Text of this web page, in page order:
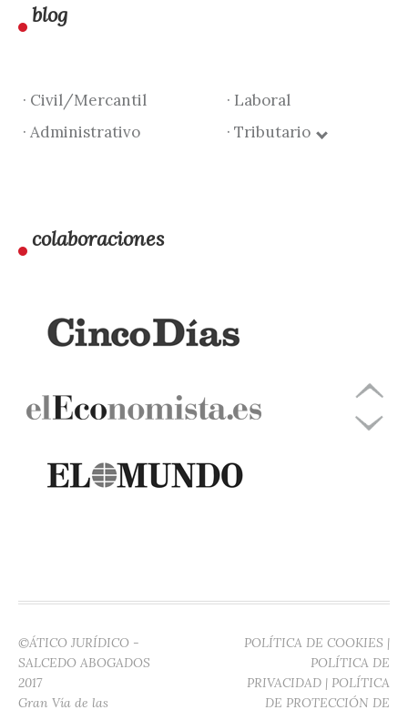
blog
· Civil/Mercantil
· Laboral
· Administrativo
· Tributario
colaboraciones
©ÁTICO JURÍDICO -
SALCEDO ABOGADOS
2017
Gran Vía de las
POLÍTICA DE COOKIES |
POLÍTICA DE
PRIVACIDAD | POLÍTICA
DE PROTECCIÓN DE